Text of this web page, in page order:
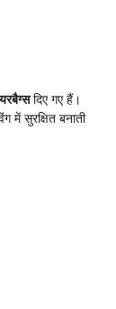
दिए गए हैं।
में सुरक्षित बनाती